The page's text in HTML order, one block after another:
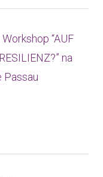
“AUF
na
Passau